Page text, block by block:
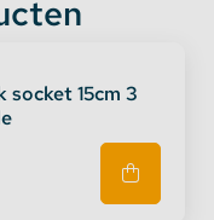
socket 15cm 3